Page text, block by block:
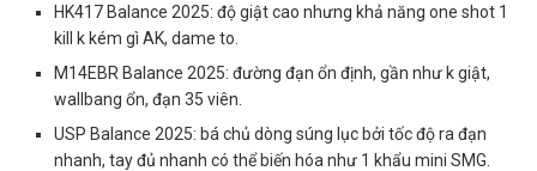
HK417 Balance 2025: độ giật cao nhưng khả năng one shot 1
kill k kém gì AK, dame to.
M14EBR Balance 2025: đường đạn ổn định, gần như k giật,
wallbang ổn, đạn 35 viên.
USP Balance 2025: bá chủ dòng súng lục bởi tốc độ ra đạn
nhanh, tay đủ nhanh có thể biến hóa như 1 khẩu mini SMG.